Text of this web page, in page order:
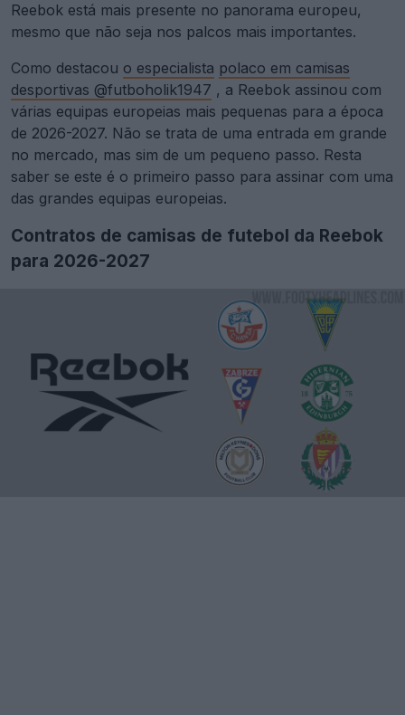
Reebok está mais presente no panorama europeu,
mesmo que não seja nos palcos mais importantes.
Como destacou o especialista polaco em camisas
desportivas @futboholik1947 , a Reebok assinou com
várias equipas europeias mais pequenas para a época
de 2026-2027. Não se trata de uma entrada em grande
no mercado, mas sim de um pequeno passo. Resta
saber se este é o primeiro passo para assinar com uma
das grandes equipas europeias.
Contratos de camisas de futebol da Reebok
para 2026-2027